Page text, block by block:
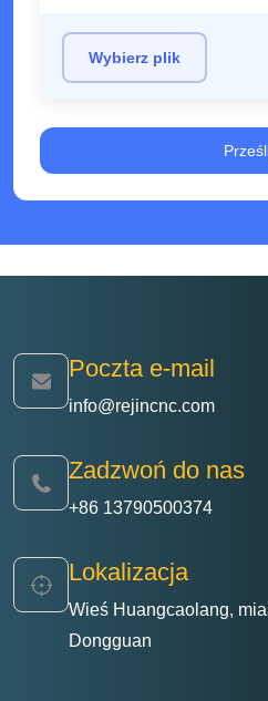
Wybierz plik
Poczta e-mail
info@rejincnc.com
Zadzwoń do nas
+86 13790500374
Lokalizacja
Wieś Huangcaolang,
Dongguan